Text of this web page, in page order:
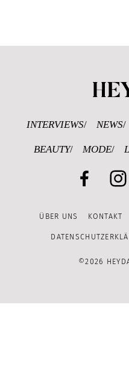
INTERVIEWS NEWS
BEAUTY MODE
ÜBER UNS KONTAKT
©2026